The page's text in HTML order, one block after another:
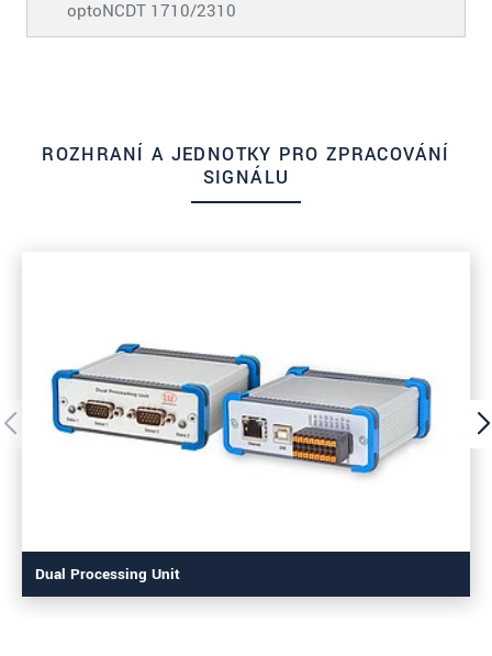
optoNCDT 1710/2310
ROZHRANÍ A JEDNOTKY PRO ZPRACOVÁNÍ
SIGNÁLU
Dual Processing Unit